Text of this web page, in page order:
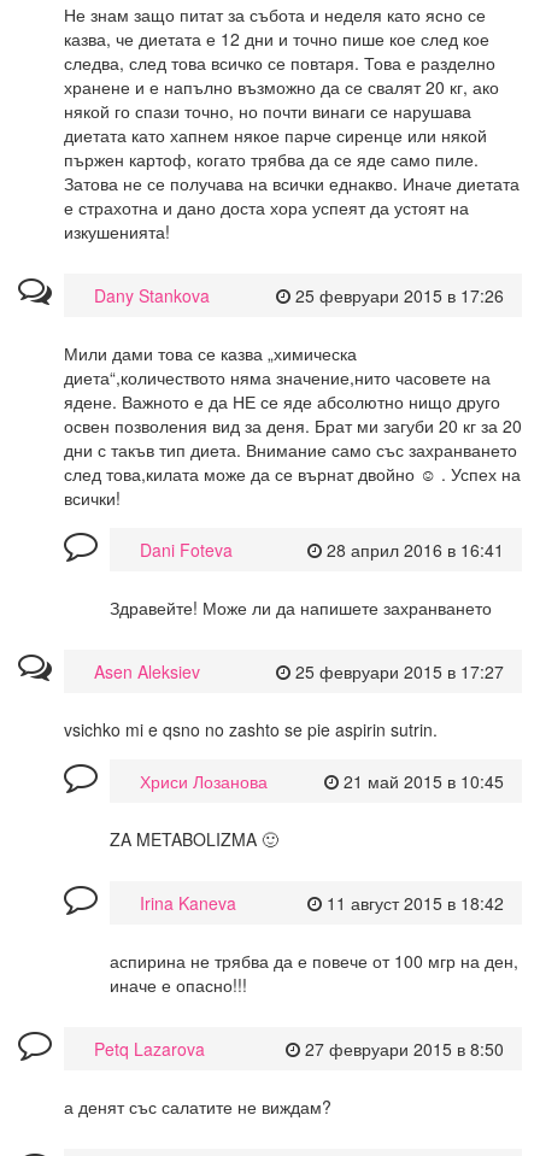
Не знам защо питат за събота и неделя като ясно се
казва, че диетата е 12 дни и точно пише кое след кое
следва, след това всичко се повтаря. Това е разделно
хранене и е напълно възможно да се свалят 20 кг, ако
някой го спази точно, но почти винаги се нарушава
диетата като хапнем някое парче сиренце или някой
пържен картоф, когато трябва да се яде само пиле.
Затова не се получава на всички еднакво. Иначе диетата
е страхотна и дано доста хора успеят да устоят на
изкушенията!
25 февруари 2015 в 17:26
Dany Stankova
Мили дами това се казва „химическа
диета“,количеството няма значение,нито часовете на
ядене. Важното е да НЕ се яде абсолютно нищо друго
освен позволения вид за деня. Брат ми загуби 20 кг за 20
дни с такъв тип диета. Внимание само със захранването
след това,килата може да се върнат двойно ☺ . Успех на
всички!
28 април 2016 в 16:41
Dani Foteva
Здравейте! Може ли да напишете захранването
25 февруари 2015 в 17:27
Asen Aleksiev
vsichko mi e qsno no zashto se pie aspirin sutrin.
21 май 2015 в 10:45
Хриси Лозанова
ZA METABOLIZMA 🙂
11 август 2015 в 18:42
Irina Kaneva
аспирина не трябва да е повече от 100 мгр на ден,
иначе е опасно!!!
27 февруари 2015 в 8:50
Petq Lazarova
а денят със салатите не виждам?